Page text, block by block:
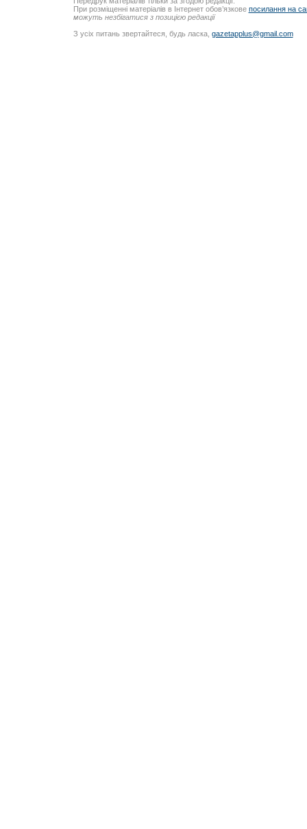
При розміщенні матеріалів в Інтернет обов’язкове посилання на
можуть незбігатися з позицією редакції
З усіх питань звертайтеся, будь ласка, gazetapplus@gmail.com